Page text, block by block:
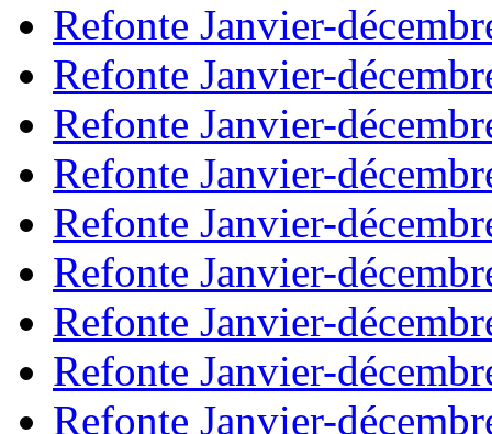
Refonte Janvier-
Refonte Janvier-
Refonte Janvier-
Refonte Janvier-
Refonte Janvier-
Refonte Janvier-
Refonte Janvier-
Refonte Janvier-
Refonte Janvier-